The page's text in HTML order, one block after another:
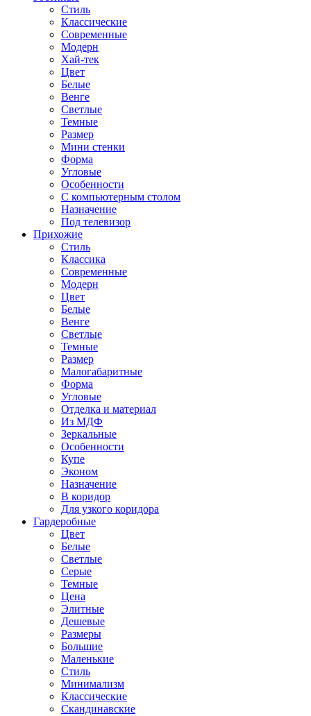
Стиль
Классические
Современные
Модерн
Хай-тек
Цвет
Белые
Венге
Светлые
Темные
Размер
Мини стенки
Форма
Угловые
Особенности
С компьютерным столом
Назначение
Под телевизор
Прихожие
Стиль
Классика
Современные
Модерн
Цвет
Белые
Венге
Светлые
Темные
Размер
Малогабаритные
Форма
Угловые
Отделка и материал
Из МДФ
Зеркальные
Особенности
Купе
Эконом
Назначение
В коридор
Для узкого коридора
Гардеробные
Цвет
Белые
Светлые
Серые
Темные
Цена
Элитные
Дешевые
Размеры
Большие
Маленькие
Стиль
Минимализм
Классические
Скандинавские